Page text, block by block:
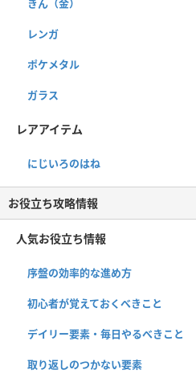
きん（金）
レンガ
ポケメタル
ガラス
レアアイテム
にじいろのはね
お役立ち攻略情報
人気お役立ち情報
序盤の効率的な進め方
初心者が覚えておくべきこと
デイリー要素・毎日やるべきこと
取り返しのつかない要素